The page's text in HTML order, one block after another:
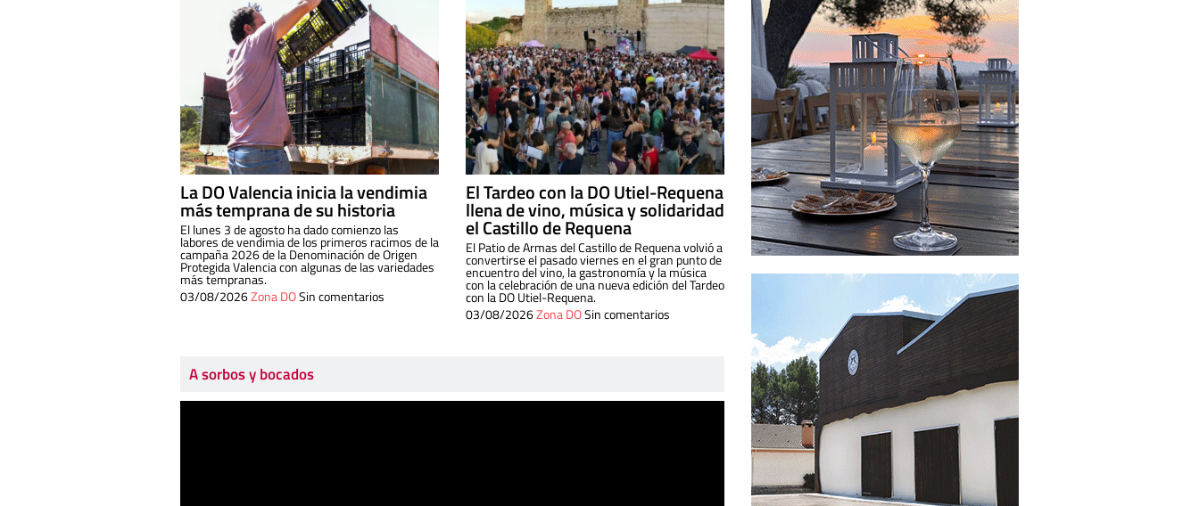
La DO Valencia inicia la vendimia
más temprana de su historia
El lunes 3 de agosto ha dado comienzo las
labores de vendimia de los primeros racimos de la
campaña 2026 de la Denominación de Origen
Protegida Valencia con algunas de las variedades
más tempranas.
03/08/2026Zona DOSin comentarios
El Tardeo con la DO Utiel-Requena
llena de vino, música y solidaridad
el Castillo de Requena
El Patio de Armas del Castillo de Requena volvió a
convertirse el pasado viernes en el gran punto de
encuentro del vino, la gastronomía y la música
con la celebración de una nueva edición del Tardeo
con la DO Utiel-Requena.
03/08/2026Zona DOSin comentarios
A sorbos y bocados